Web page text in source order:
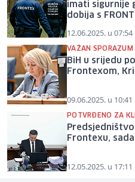
imati sigurnije
dobija s
12.06.2025. u 07:54
VAŽAN SPORAZUM
BiH u srijedu
Frontexom,
09.06.2025. u 10:41
POTVRĐENO ZA
Frontexu,
12.05.2025. u 17:11